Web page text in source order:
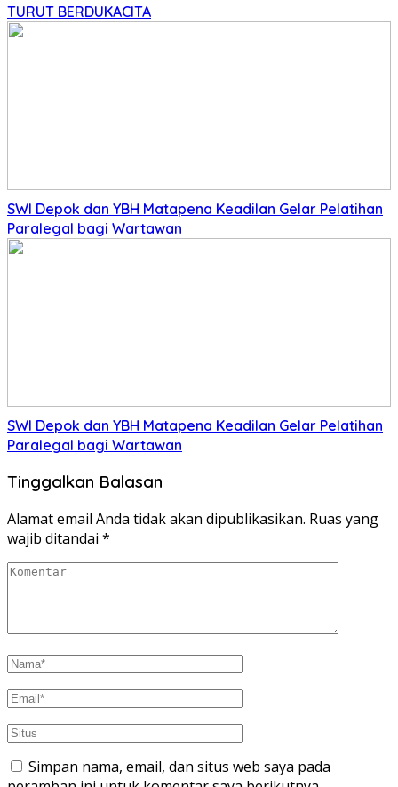
TURUT BERDUKACITA
SWI Depok dan YBH Matapena Keadilan Gelar Pelatihan
Paralegal bagi Wartawan
SWI Depok dan YBH Matapena Keadilan Gelar Pelatihan
Paralegal bagi Wartawan
Tinggalkan Balasan
Alamat email Anda tidak akan dipublikasikan. Ruas yang
wajib ditandai *
Simpan nama, email, dan situs web saya pada